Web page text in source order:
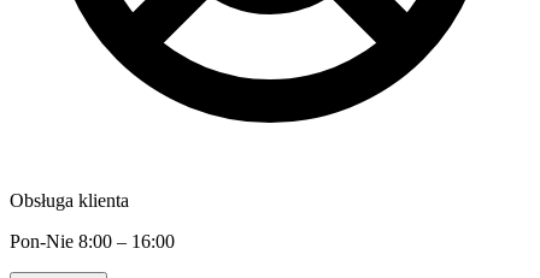
Obsługa klienta
Pon-Nie 8:00 – 16:00